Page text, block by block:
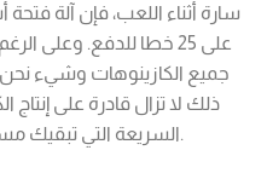
سارة أثناء اللعب، فإن آلة
على 25 خطا للدفع. وعلى
جميع الكازينوهات وشيء
ذلك لا تزال قادرة على إنتاج
السريعة التي تبقيك مستمتعا أثناء انتظار الدورات المجانية.